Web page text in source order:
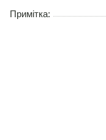
Примітка: